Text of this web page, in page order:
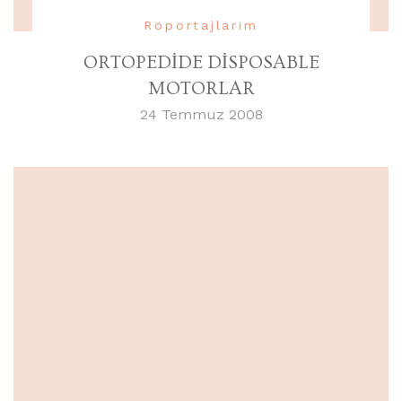
Röportajlarım
ORTOPEDİDE DİSPOSABLE
MOTORLAR
24 Temmuz 2008